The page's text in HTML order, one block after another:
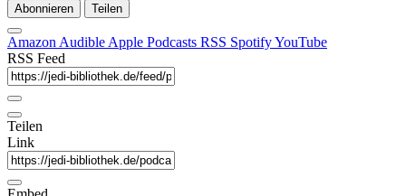
Abonnieren Teilen
Amazon Audible Apple Podcasts RSS SpotifyYouTube
RSS Feed
Teilen
Link